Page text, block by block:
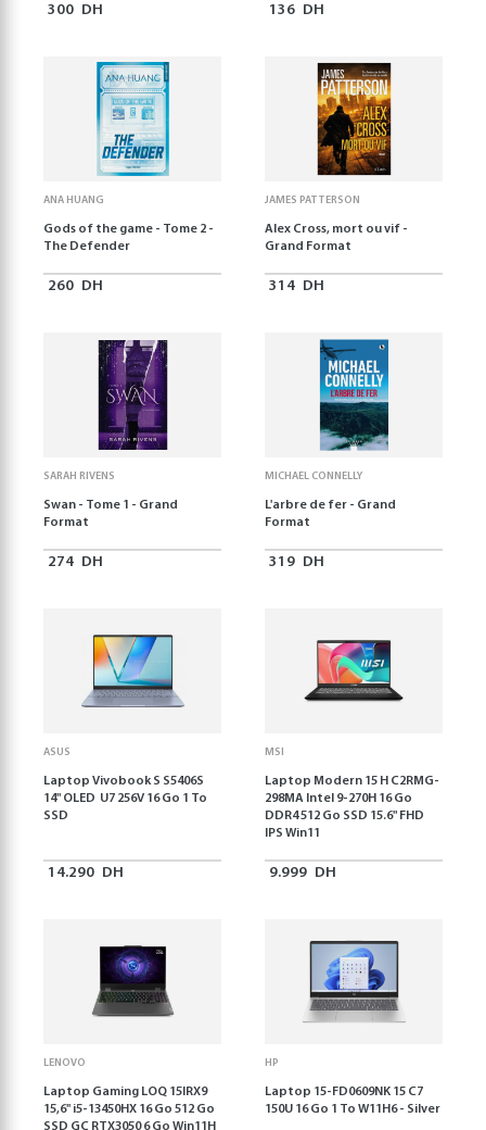
300 DH 136 DH
ANA HUANG
Gods of the game - Tome 2 -
The Defender
260 DH
JAMES PATTERSON
Alex Cross, mort ou vif -
Grand Format
314 DH
SARAH RIVENS
Swan - Tome 1 - Grand
Format
274 DH
MICHAEL CONNELLY
L'arbre de fer - Grand
Format
319 DH
ASUS
Laptop Vivobook S S5406S
14" OLED U7 256V 16 Go 1 To
SSD
14.290 DH
MSI
Laptop Modern 15 H C2RMG-
298MA Intel 9-270H 16 Go
DDR4 512 Go SSD 15.6" FHD
IPS Win11
9.999 DH
LENOVO
Laptop Gaming LOQ 15IRX9
15,6'' i5-13450HX 16 Go 512 Go
SSD GC RTX3050 6 Go Win11H
HP
Laptop 15-FD0609NK 15 C7
150U 16 Go 1 To W11H6 - Silver